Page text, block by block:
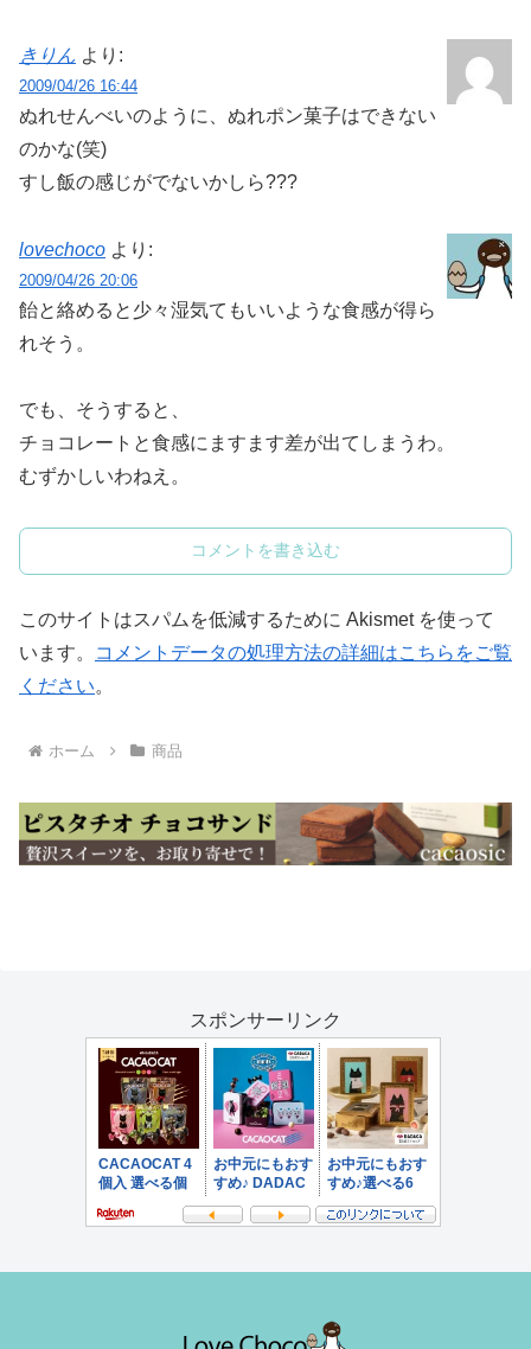
きりん より:
2009/04/26 16:44
ぬれせんべいのように、ぬれポン菓子はできない
のかな(笑)
すし飯の感じがでないかしら???
lovechoco より:
2009/04/26 20:06
飴と絡めると少々湿気てもいいような食感が得ら
れそう。
でも、そうすると、
チョコレートと食感にますます差が出てしまうわ。
むずかしいわねえ。
コメントを書き込む
このサイトはスパムを低減するために Akismet を使って
います。
コメントデータの処理方法の詳細はこちらをご覧
ください。
ホーム 商品
スポンサーリンク